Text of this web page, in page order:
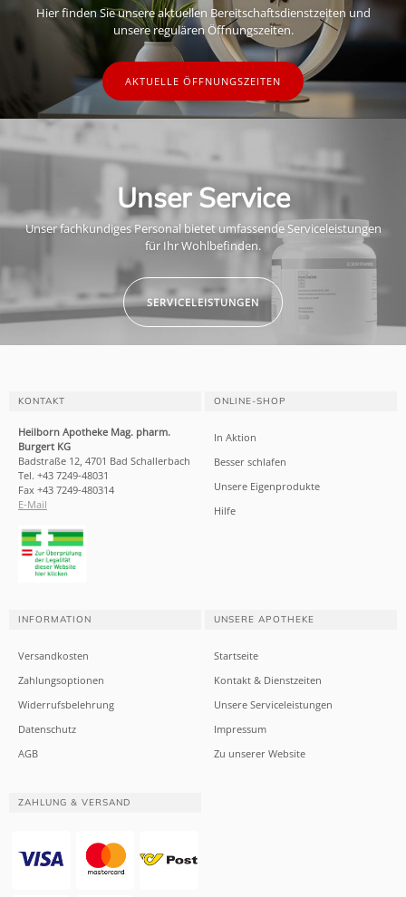
Hier finden Sie unsere aktuellen Bereitschaftsdienstzeiten und
unsere regulären Öffnungszeiten.
AKTUELLE ÖFFNUNGSZEITEN
Unser Service
Unser fachkundiges Personal bietet umfassende Serviceleistungen
für Ihr Wohlbefinden.
SERVICELEISTUNGEN
KONTAKT
Heilborn Apotheke Mag. pharm.
Burgert KG
Badstraße 12, 4701 Bad Schallerbach
Tel. +43 7249-48031
Fax +43 7249-480314
E-Mail
ONLINE-SHOP
In Aktion
Besser schlafen
Unsere Eigenprodukte
Hilfe
INFORMATION
Versandkosten
Zahlungsoptionen
Widerrufsbelehrung
Datenschutz
AGB
UNSERE APOTHEKE
Startseite
Kontakt & Dienstzeiten
Unsere Serviceleistungen
Impressum
Zu unserer Website
ZAHLUNG & VERSAND